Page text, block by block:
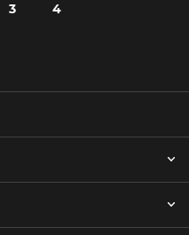
3 4